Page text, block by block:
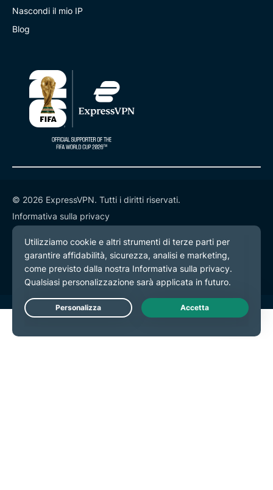
Nascondi il mio IP
Blog
© 2026 ExpressVPN. Tutti i diritti riservati.
Informativa sulla privacy
Termini di servizio
Preferenze cookie
Live Chat